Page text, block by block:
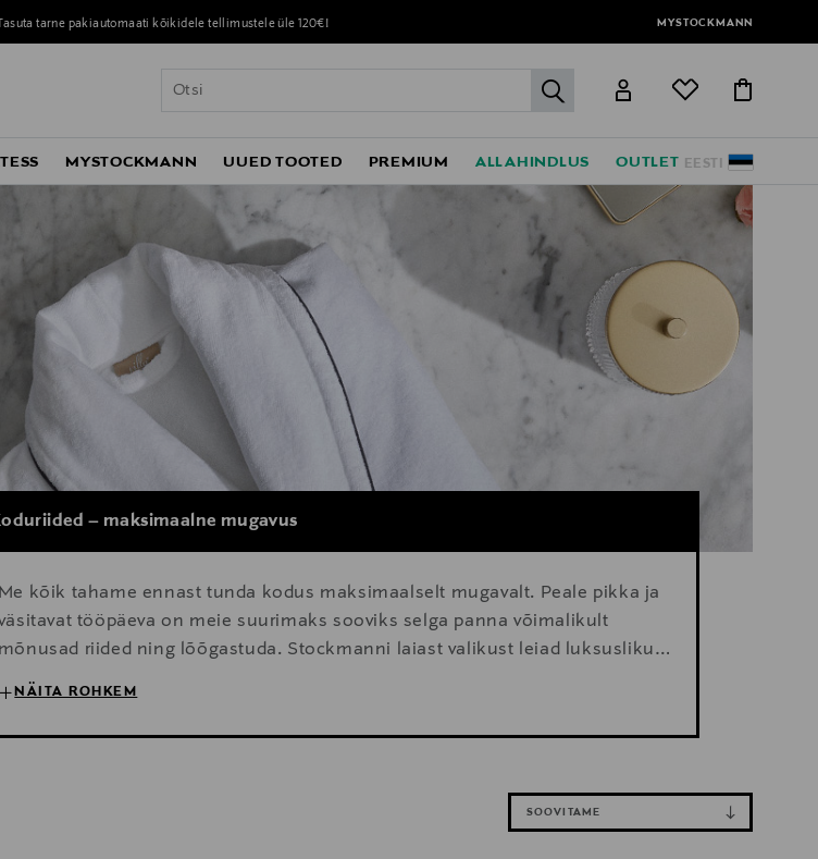
Tasuta tarne pakiautomaati kõikidele tellimustele üle 120€! MYSTOCKMANN
label.header.go
EESTI
MYSTOCKMANN UUED TOOTED PREMIUM ALLAHINDLUS OUTLET
– maksimaalne mugavus
Me kõik tahame ennast tunda kodus maksimaalselt mugavalt. Peale pikka ja
tööpäeva on meie suurimaks sooviks selga panna võimalikult
mõnusad riided ning lõõgastuda. Stockmanni laiast valikust leiad luksuslikud
ööriided, pehmed dressid, mugavad koduriided, soojad sokid ja praktilised
NÄITA ROHKEM
SOOVITAME